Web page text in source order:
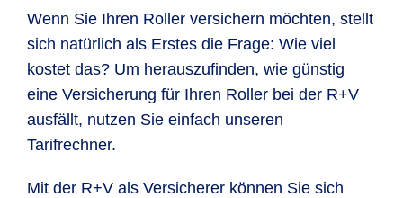
Wenn Sie Ihren Roller versichern möchten, stellt
sich natürlich als Erstes die Frage: Wie viel
kostet das? Um herauszufinden, wie günstig
eine Versicherung für Ihren Roller bei der R+V
ausfällt, nutzen Sie einfach unseren
Tarifrechner.
Mit der R+V als Versicherer können Sie sich